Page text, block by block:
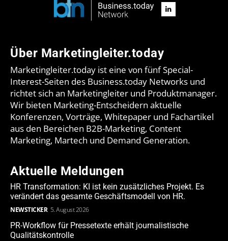
Über Marketingleiter.today
Marketingleiter.today ist eine von fünf Special-
Interest-Seiten des Business.today Networks und
richtet sich an Marketingleiter und Produktmanager.
Wir bieten Marketing-Entscheidern aktuelle
Konferenzen, Vorträge, Whitepaper und Fachartikel
aus den Bereichen B2B-Marketing, Content
Marketing, Martech und Demand Generation.
Aktuelle Meldungen
HR Transformation: KI ist kein zusätzliches Projekt. Es
verändert das gesamte Geschäftsmodell von HR.
NEWSTICKER 5. August 2026
PR-Workflow für Pressetexte erhält journalistische
Qualitätskontrolle